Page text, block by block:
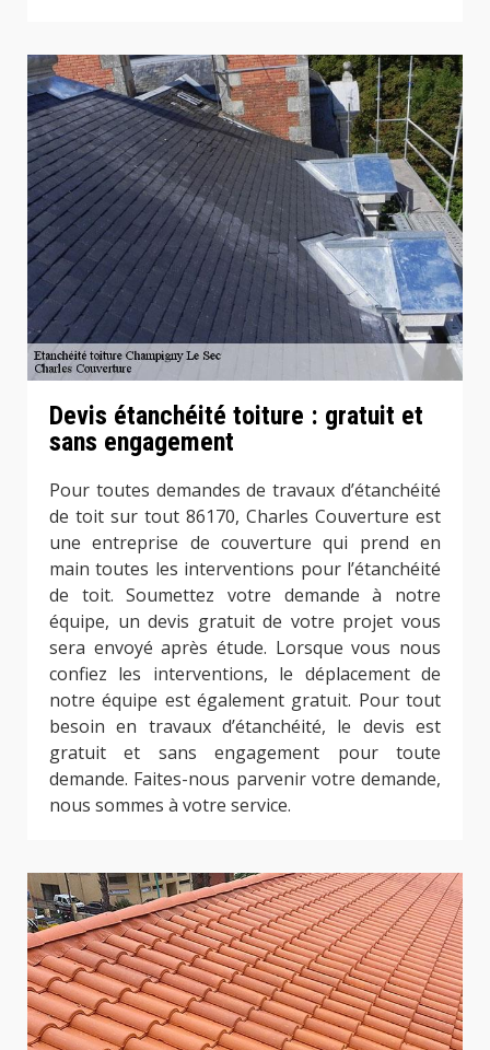
Devis étanchéité toiture : gratuit et
sans engagement
Pour toutes demandes de travaux d’étanchéité
de toit sur tout 86170, Charles Couverture est
une entreprise de couverture qui prend en
main toutes les interventions pour l’étanchéité
de toit. Soumettez votre demande à notre
équipe, un devis gratuit de votre projet vous
sera envoyé après étude. Lorsque vous nous
confiez les interventions, le déplacement de
notre équipe est également gratuit. Pour tout
besoin en travaux d’étanchéité, le devis est
gratuit et sans engagement pour toute
demande. Faites-nous parvenir votre demande,
nous sommes à votre service.